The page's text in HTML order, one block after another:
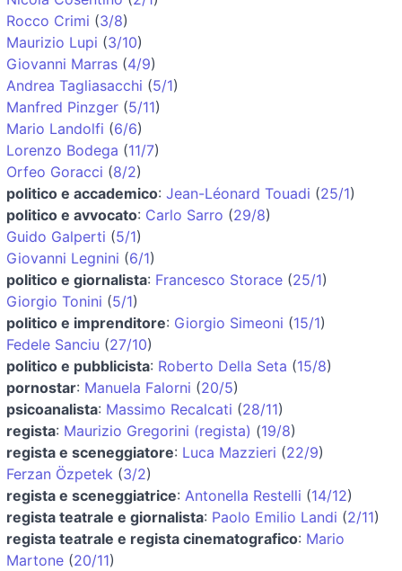
Rocco Crimi (3/8)
Maurizio Lupi (3/10)
Giovanni Marras (4/9)
Andrea Tagliasacchi (5/1)
Manfred Pinzger (5/11)
Mario Landolfi (6/6)
Lorenzo Bodega (11/7)
Orfeo Goracci (8/2)
politico e accademico: Jean-Léonard Touadi (25/1)
politico e avvocato: Carlo Sarro (29/8)
Guido Galperti (5/1)
Giovanni Legnini (6/1)
politico e giornalista: Francesco Storace (25/1)
Giorgio Tonini (5/1)
politico e imprenditore: Giorgio Simeoni (15/1)
Fedele Sanciu (27/10)
politico e pubblicista: Roberto Della Seta (15/8)
pornostar: Manuela Falorni (20/5)
psicoanalista: Massimo Recalcati (28/11)
regista: Maurizio Gregorini (regista) (19/8)
regista e sceneggiatore: Luca Mazzieri (22/9)
Ferzan Özpetek (3/2)
regista e sceneggiatrice: Antonella Restelli (14/12)
regista teatrale e giornalista: Paolo Emilio Landi (2/11)
regista teatrale e regista cinematografico: Mario
Martone (20/11)